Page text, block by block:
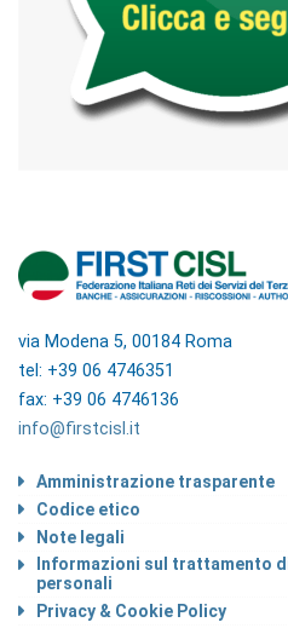
via Modena 5, 00184 Roma
tel: +39 06 4746351
fax: +39 06 4746136
info@firstcisl.it
Amministrazione trasparente
Codice etico
Note legali
Informazioni sul trattamento
personali
Privacy & Cookie Policy